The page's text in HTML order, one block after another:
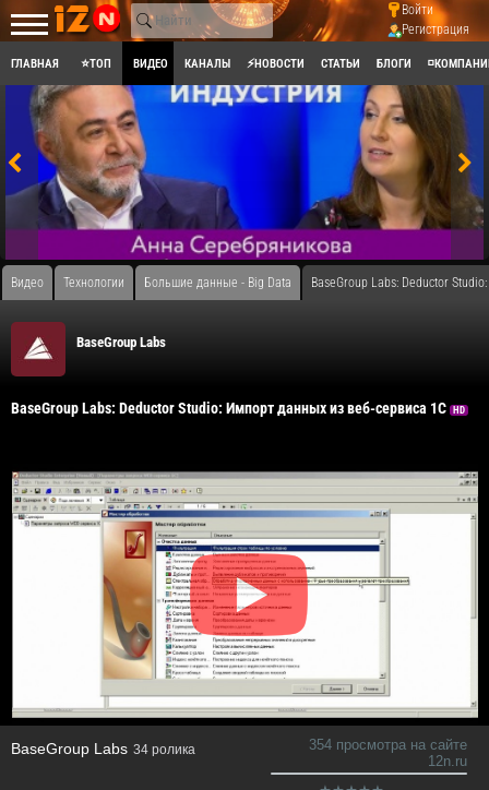
Войти
Регистрация
ГЛАВНАЯ ⭐ТОП ВИДЕО КАНАЛЫ ⚡НОВОСТИ СТАТЬИ БЛОГИ
Видео Технологии Большие данные - Big Data BaseGroup Labs: Deductor
BaseGroup Labs
BaseGroup Labs: Deductor Studio: Импорт данных из веб-сервиса 1С HD
BaseGroup Labs 34 ролика
354 просмотра на сайте
12n.ru